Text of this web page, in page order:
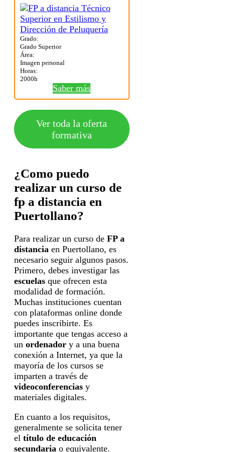
Grado:
Grado Superior
Área:
Imagen personal
Horas:
2000h
Saber más
Ver toda la oferta
formativa
¿Como puedo
realizar un curso de
fp a distancia en
Puertollano?
Para realizar un curso de FP a
distancia en Puertollano, es
necesario seguir algunos pasos.
Primero, debes investigar las
escuelas que ofrecen esta
modalidad de formación.
Muchas instituciones cuentan
con plataformas online donde
puedes inscribirte. Es
importante que tengas acceso a
un ordenador y a una buena
conexión a Internet, ya que la
mayoría de los cursos se
imparten a través de
videoconferencias y
materiales digitales.
En cuanto a los requisitos,
generalmente se solicita tener
el título de educación
secundaria o equivalente.